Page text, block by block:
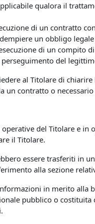
qualora il
di un contratto
un obbligo
di un compito
del
al Titolare di
un contratto o
del Titolare e
il Titolare.
essere trasferiti in
alla sezione
in merito alla
pubblico o costituita